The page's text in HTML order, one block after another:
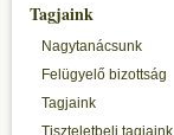
Tagjaink
Nagytanácsunk
Felügyelő bizottság
Tagjaink
Tiszteletbeli tagjaink